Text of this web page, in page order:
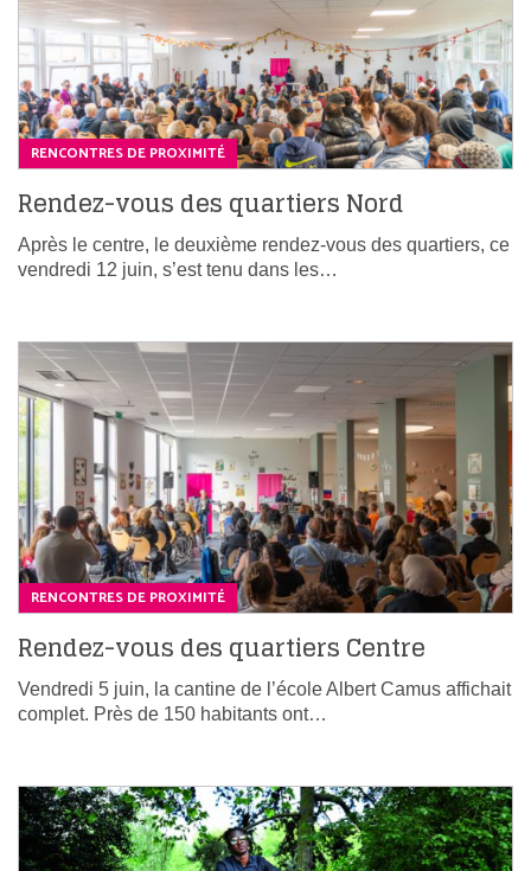
RENCONTRES DE PROXIMITÉ
Rendez-vous des quartiers Nord
Après le centre, le deuxième rendez-vous des quartiers, ce
vendredi 12 juin, s’est tenu dans les…
RENCONTRES DE PROXIMITÉ
Rendez-vous des quartiers Centre
Vendredi 5 juin, la cantine de l’école Albert Camus affichait
complet. Près de 150 habitants ont…